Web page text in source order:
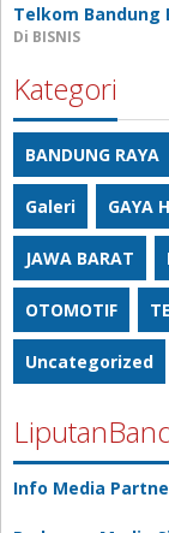
Telkom Bandung
Di BISNIS
Kategori
BANDUNG RAYA
Galeri GAYA
JAWA BARAT
OTOMOTIF
Uncategorized
Info Media